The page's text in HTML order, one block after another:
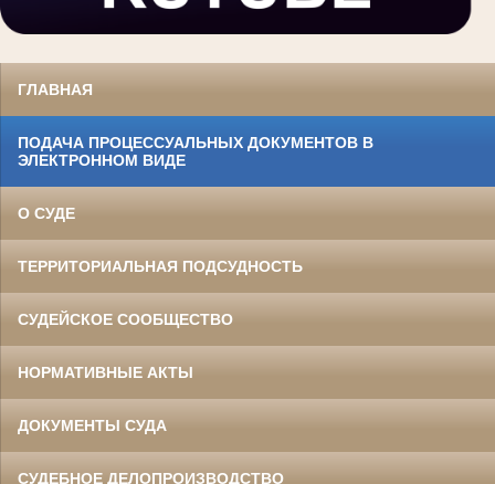
ГЛАВНАЯ
ПОДАЧА ПРОЦЕССУАЛЬНЫХ ДОКУМЕНТОВ В
ЭЛЕКТРОННОМ ВИДЕ
О СУДЕ
ТЕРРИТОРИАЛЬНАЯ ПОДСУДНОСТЬ
СУДЕЙСКОЕ СООБЩЕСТВО
НОРМАТИВНЫЕ АКТЫ
ДОКУМЕНТЫ СУДА
СУДЕБНОЕ ДЕЛОПРОИЗВОДСТВО